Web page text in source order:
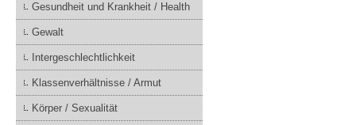
Gesundheit und Krankheit / Health
Gewalt
Intergeschlechtlichkeit
Klassenverhältnisse / Armut
Körper / Sexualität